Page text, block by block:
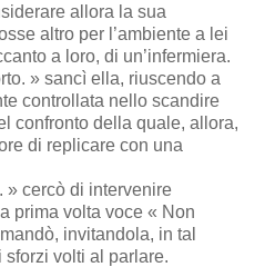
allora la sua
altro per l’ambiente a lei
a loro, di un’infermiera.
» sancì ella, riuscendo a
controllata nello scandire
confronto della quale, allora,
di replicare con una
cercò di intervenire
prima volta voce « Non
invitandola, in tal
volti al parlare.